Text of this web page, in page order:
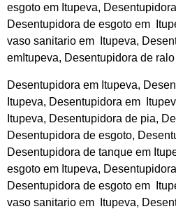
esgoto em Itupeva,
Desentupidora de esgoto em
vaso sanitario em Itupeva,
emItupeva, Desentupidora de
Desentupidora em Itupeva,
Itupeva, Desentupidora em
Itupeva, Desentupidora de pia,
Desentupidora de esgoto,
Desentupidora de tanque em
esgoto em Itupeva,
Desentupidora de esgoto em
vaso sanitario em Itupeva,